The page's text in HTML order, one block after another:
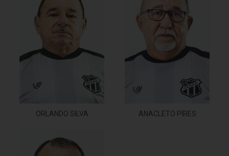
ORLANDO SILVA ANACLETO PIRES